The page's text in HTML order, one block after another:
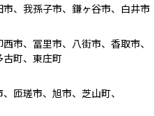
、 我孫子市、 鎌ヶ谷市、 白井市
西市、 冨里市、 八街市、 香取市、
古町、 東庄町
匝瑳市、 旭市、 芝山町、